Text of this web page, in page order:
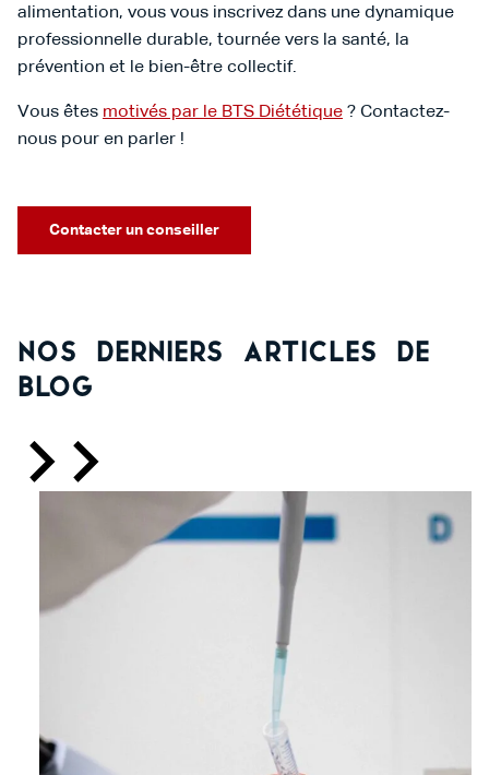
alimentation, vous vous inscrivez dans une dynamique
professionnelle durable, tournée vers la santé, la
prévention et le bien-être collectif.
Vous êtes motivés par le BTS Diététique ? Contactez-
nous pour en parler !
Contacter un conseiller
Nos derniers articles de
blog